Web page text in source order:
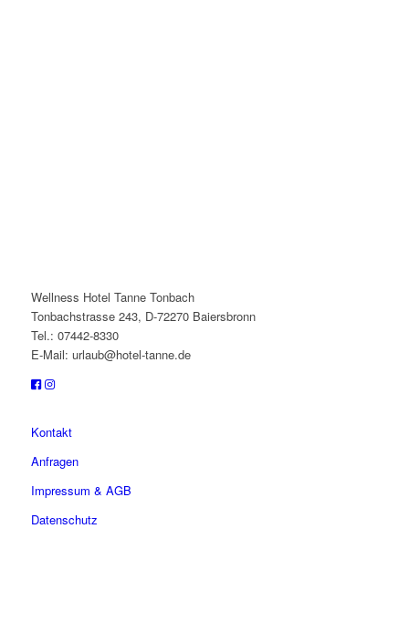
Wellness Hotel Tanne Tonbach
Tonbachstrasse 243, D-72270 Baiersbronn
Tel.: 07442-8330
E-Mail: urlaub@hotel-tanne.de
Kontakt
Anfragen
Impressum & AGB
Datenschutz